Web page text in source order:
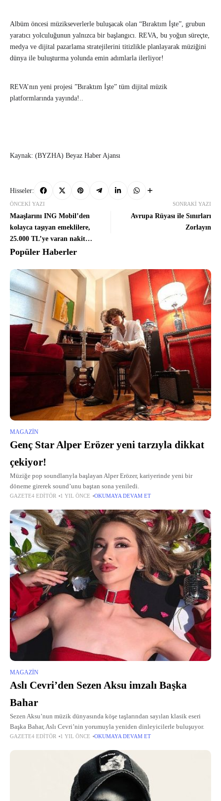
Albüm öncesi müzikseverlerle buluşacak olan “Bıraktım İşte”, grubun
yaratıcı yolculuğunun yalnızca bir başlangıcı. REVA, bu yoğun süreçte,
medya ve dijital pazarlama stratejilerini titizlikle planlayarak müziğini
dünya ile buluşturma yolunda emin adımlarla ilerliyor!
REVA’nın yeni projesi ”Bıraktım İşte” tüm dijital müzik
platformlarında yayında!..
Kaynak: (BYZHA) Beyaz Haber Ajansı
Hisseler:
ÖNCEKI YAZI
Maaşlarını ING Mobil’den
kolayca taşıyan emeklilere,
25.000 TL’ye varan nakit
promosyon fırsatı
SONRAKI YAZI
Avrupa Rüyası ile Sınırları
Zorlayın
Popüler Haberler
MAGAZIN
Genç Star Alper Erözer yeni tarzıyla dikkat
çekiyor!
Müziğe pop soundlarıyla başlayan Alper Erözer, kariyerinde yeni bir
döneme girerek sound’unu baştan sona yeniledi.
GAZETE4 EDITÖR 1 YIL ÖNCE OKUMAYA DEVAM ET
MAGAZIN
Aslı Cevri’den Sezen Aksu imzalı Başka
Bahar
Sezen Aksu’nun müzik dünyasında köşe taşlarından sayılan klasik eseri
Başka Bahar, Aslı Cevri’nin yorumuyla yeniden dinleyicilerle buluşuyor.
GAZETE4 EDITÖR 1 YIL ÖNCE OKUMAYA DEVAM ET